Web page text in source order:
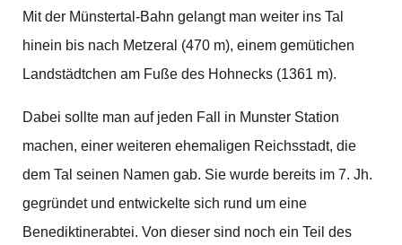
Mit der Münstertal-Bahn gelangt man weiter ins Tal
hinein bis nach Metzeral (470 m), einem gemütichen
Landstädtchen am Fuße des Hohnecks (1361 m).
Dabei sollte man auf jeden Fall in Munster Station
machen, einer weiteren ehemaligen Reichsstadt, die
dem Tal seinen Namen gab. Sie wurde bereits im 7. Jh.
gegründet und entwickelte sich rund um eine
Benediktinerabtei. Von dieser sind noch ein Teil des